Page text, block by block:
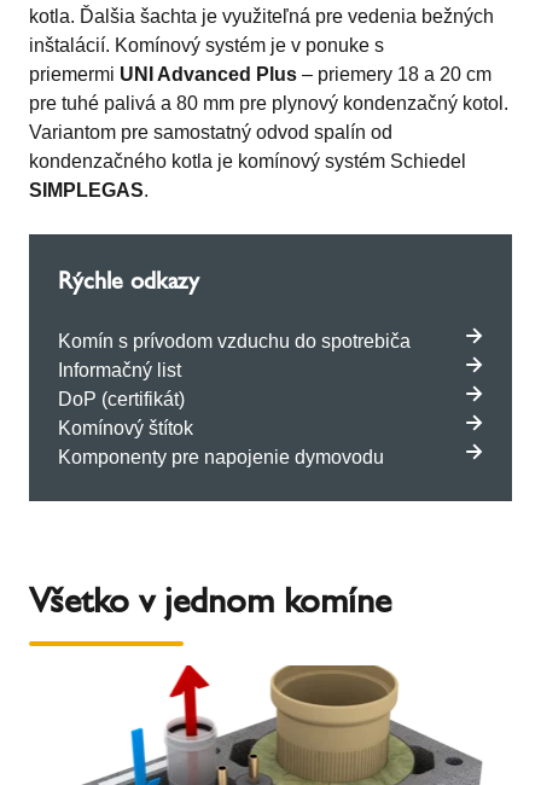
kotla. Ďalšia šachta je využiteľná pre vedenia bežných
inštalácií. Komínový systém je v ponuke s
priemermi UNI Advanced Plus – priemery 18 a 20 cm
pre tuhé palivá a 80 mm pre plynový kondenzačný kotol.
Variantom pre samostatný odvod spalín od
kondenzačného kotla je komínový systém Schiedel
SIMPLEGAS.
Rýchle odkazy
Komín s prívodom vzduchu do spotrebiča
Informačný list
DoP (certifikát)
Komínový štítok
Komponenty pre napojenie dymovodu
Všetko v jednom komíne